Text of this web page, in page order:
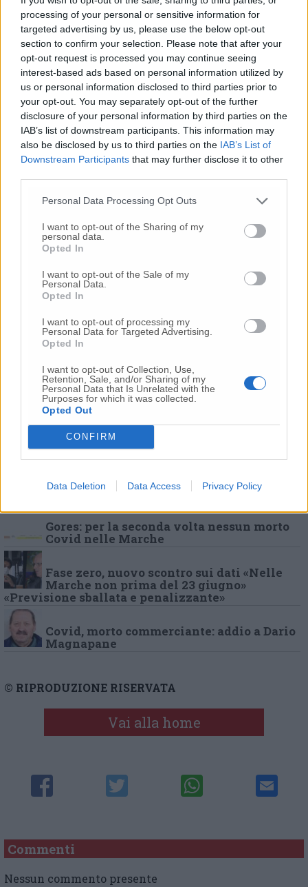
processing of your personal or sensitive information for
targeted advertising by us, please use the below opt-out
section to confirm your selection. Please note that after your
opt-out request is processed you may continue seeing
interest-based ads based on personal information utilized by
us or personal information disclosed to third parties prior to
your opt-out. You may separately opt-out of the further
disclosure of your personal information by third parties on the
IAB’s list of downstream participants. This information may
also be disclosed by us to third parties on the IAB’s List of
Downstream Participants that may further disclose it to other
Personal Data Processing Opt Outs
I want to opt-out of the Sharing of my
personal data.
Opted In
I want to opt-out of the Sale of my
Personal Data.
Opted In
I want to opt-out of processing my
Personal Data for Targeted Advertising.
Opted In
I want to opt-out of Collection, Use,
Retention, Sale, and/or Sharing of my
Personal Data that Is Unrelated with the
Purposes for which it was collected.
Opted Out
CONFIRM
Data Deletion Data Access Privacy Policy
positivi nel Maceratese Quarantena: 400
persone in meno
Oltre un milione al mese per far
funzionare 24 posti letto: i costi del Covid
center
capogruppo della Lega Beruschi convocato
dalla polizia locale
Gores: per la seconda volta nessun morto
Covid nelle Marche
Fase zero, nuovo scontro sui dati «Nelle
Marche non prima del 23 giugno»
«Previsione sballata e penalizzante»
Covid, morto commerciante: addio a Dario
Magnapane
© RIPRODUZIONE RISERVATA
Vai alla home
Commenti
Nessun commento presente